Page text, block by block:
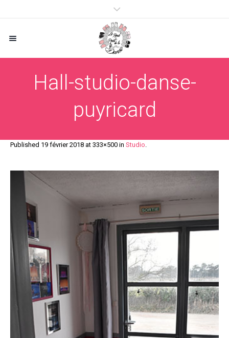
Hall-studio-danse-
puyricard
Published 19 février 2018 at 333×500 in Studio.